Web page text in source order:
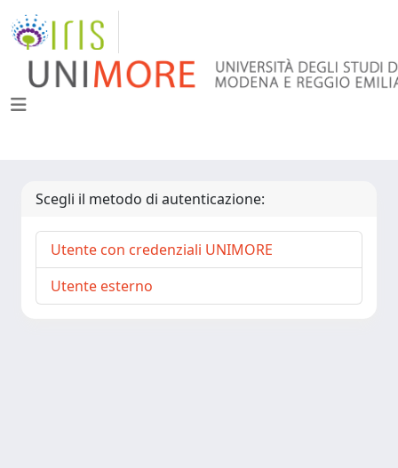
Scegli il metodo di autenticazione:
Utente con credenziali UNIMORE
Utente esterno